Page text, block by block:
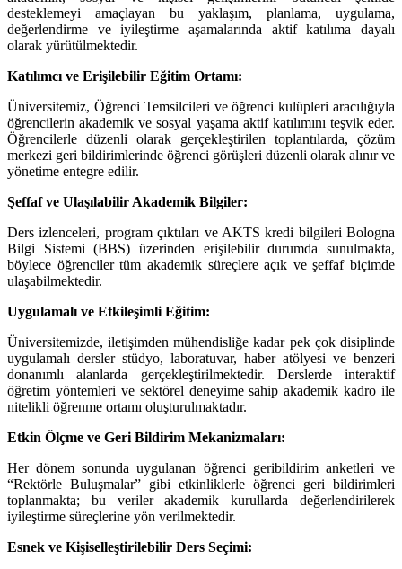
desteklemeyi amaçlayan bu yaklaşım, planlama, uygulama,
değerlendirme ve iyileştirme aşamalarında aktif katılıma dayalı
olarak yürütülmektedir.
Katılımcı ve Erişilebilir Eğitim Ortamı:
Üniversitemiz, Öğrenci Temsilcileri ve öğrenci kulüpleri aracılığıyla
öğrencilerin akademik ve sosyal yaşama aktif katılımını teşvik eder.
Öğrencilerle düzenli olarak gerçekleştirilen toplantılarda, çözüm
merkezi geri bildirimlerinde öğrenci görüşleri düzenli olarak alınır ve
yönetime entegre edilir.
Şeffaf ve Ulaşılabilir Akademik Bilgiler:
Ders izlenceleri, program çıktıları ve AKTS kredi bilgileri Bologna
Bilgi Sistemi (BBS) üzerinden erişilebilir durumda sunulmakta,
böylece öğrenciler tüm akademik süreçlere açık ve şeffaf biçimde
ulaşabilmektedir.
Uygulamalı ve Etkileşimli Eğitim:
Üniversitemizde, iletişimden mühendisliğe kadar pek çok disiplinde
uygulamalı dersler stüdyo, laboratuvar, haber atölyesi ve benzeri
donanımlı alanlarda gerçekleştirilmektedir. Derslerde interaktif
öğretim yöntemleri ve sektörel deneyime sahip akademik kadro ile
nitelikli öğrenme ortamı oluşturulmaktadır.
Etkin Ölçme ve Geri Bildirim Mekanizmaları:
Her dönem sonunda uygulanan öğrenci geribildirim anketleri ve
“Rektörle Buluşmalar” gibi etkinliklerle öğrenci geri bildirimleri
toplanmakta; bu veriler akademik kurullarda değerlendirilerek
iyileştirme süreçlerine yön verilmektedir.
Esnek ve Kişiselleştirilebilir Ders Seçimi: